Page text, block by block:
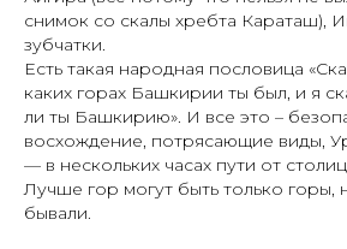
снимок со скалы хребта Караташ),
зубчатки.
Есть такая народная пословица
каких горах Башкирии ты был, и я
ли ты Башкирию». И все это –
восхождение, потрясающие виды,
— в нескольких часах пути от
Лучше гор могут быть только горы,
бывали.